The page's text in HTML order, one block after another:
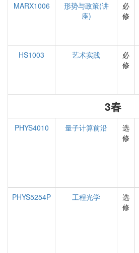
MARX1006
形势与政策(讲
座)
必
修
HS1003
艺术实践
必
修
3春
PHYS4010 量子计算前沿
选
修
PHYS5254P
工程光学
选
修